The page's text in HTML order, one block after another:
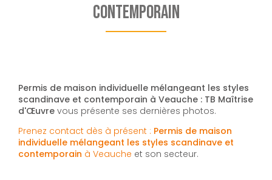
contemporain
Permis de maison individuelle mélangeant les styles
scandinave et contemporain à Veauche : TB Maîtrise
d'Œuvre vous présente ses dernières photos.
Prenez contact dès à présent : Permis de maison
individuelle mélangeant les styles scandinave et
contemporain à Veauche et son secteur.